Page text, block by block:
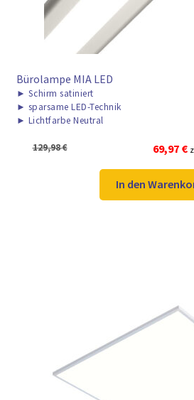
Bürolampe MIA LED
► Schirm satiniert
► sparsame LED-Technik
► Lichtfarbe Neutral
129,98€
war:
129,98 €
69,97 €
In den